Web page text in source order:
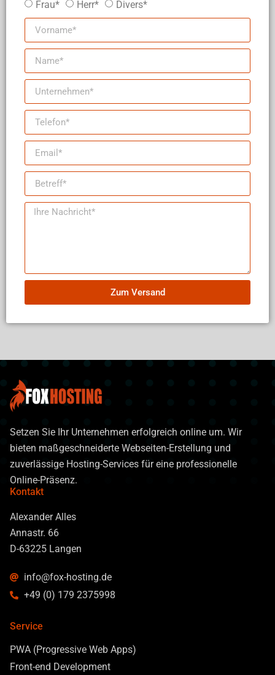
Frau* Herr* Divers*
Zum Versand
Setzen Sie Ihr Unternehmen erfolgreich online um. Wir
bieten maßgeschneiderte Webseiten-Erstellung und
zuverlässige Hosting-Services für eine professionelle
Online-Präsenz.
Kontakt
Alexander Alles
Annastr. 66
D-63225 Langen
info@fox-hosting.de
+49 (0) 179 2375998
Service
PWA (Progressive Web Apps)
Front-end Development